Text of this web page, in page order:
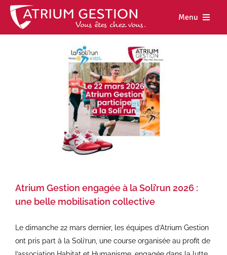
Skip
content
Menu
Nous
Atrium Gestion engagée à la Soli’run 2026 :
une belle mobilisation collective
Le dimanche 22 mars dernier, les équipes d’Atrium Gestion
ont pris part à la Soli’run, une course organisée au profit de